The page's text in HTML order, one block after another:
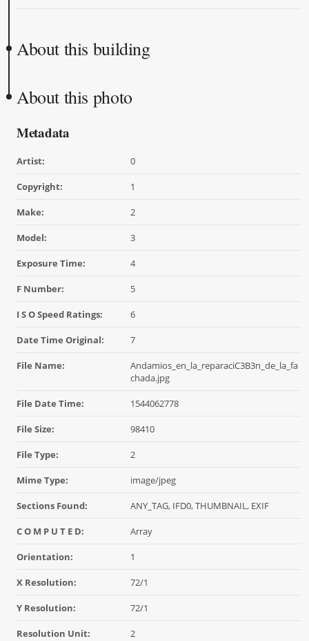
About this building
About this photo
Metadata
Artist: 0
Copyright: 1
Make: 2
Model: 3
Exposure Time: 4
F Number: 5
I S O Speed Ratings: 6
Date Time Original: 7
File Name:
Andamios_en_la_reparaciC3B3n_de_la_fa
chada.jpg
File Date Time: 1544062778
File Size: 98410
File Type: 2
Mime Type: image/jpeg
Sections Found: ANY_TAG, IFD0, THUMBNAIL, EXIF
C O M P U T E D: Array
Orientation: 1
X Resolution: 72/1
Y Resolution: 72/1
Resolution Unit: 2